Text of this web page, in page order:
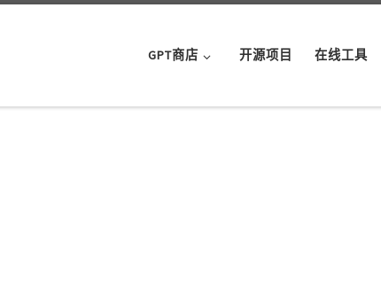
GPT商店 开源项目 在线工具